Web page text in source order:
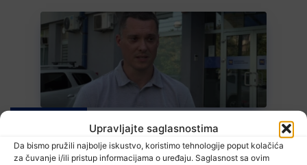
Upravljajte saglasnostima
Da bismo pružili najbolje iskustvo, koristimo tehnologije poput kolačića
za čuvanje i/ili pristup informacijama o uređaju. Saglasnost sa ovim
Poslodavci dužni zaštiti zdravlje radnika